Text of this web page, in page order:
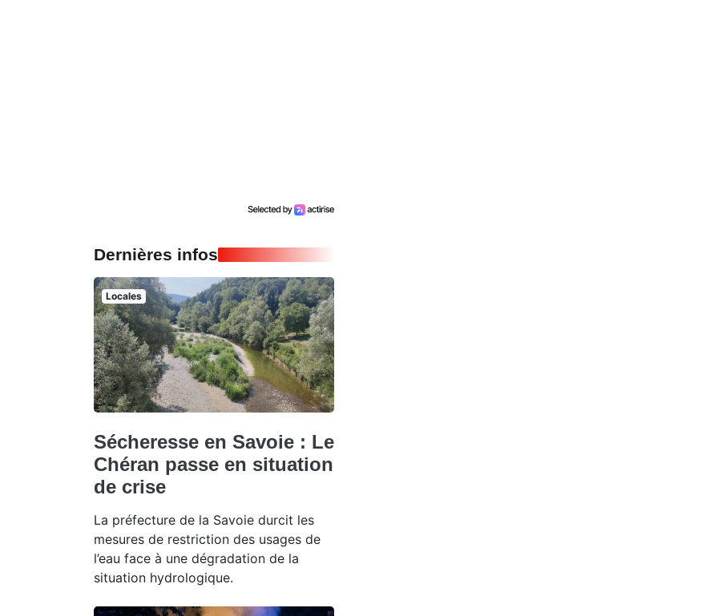
Dernières infos
Locales
Sécheresse en Savoie : Le
Chéran passe en situation
de crise
La préfecture de la Savoie durcit les
mesures de restriction des usages de
l’eau face à une dégradation de la
situation hydrologique.